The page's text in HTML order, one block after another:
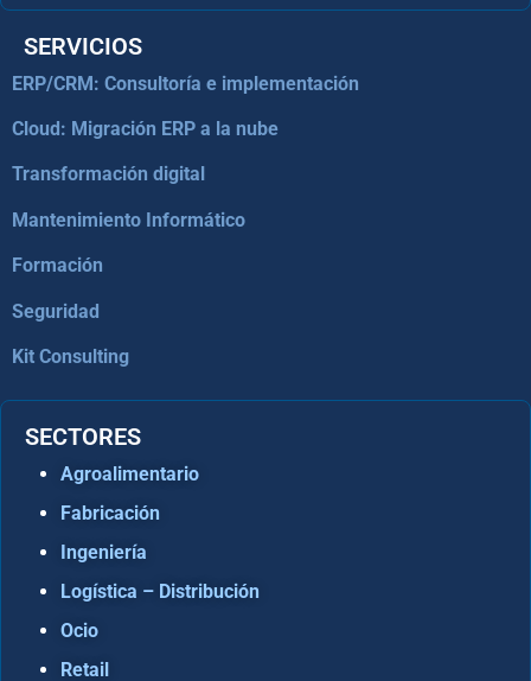
SERVICIOS
ERP/CRM: Consultoría e implementación
Cloud: Migración ERP a la nube
Transformación digital
Mantenimiento Informático
Formación
Seguridad
Kit Consulting
SECTORES
Agroalimentario
Fabricación
Ingeniería
Logística – Distribución
Ocio
Retail